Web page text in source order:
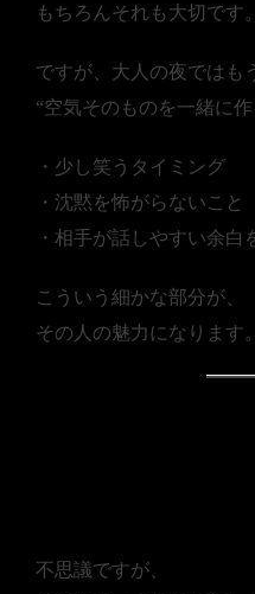
もちろんそれも大切です。
ですが、大人の夜ではも
“空気そのものを一緒に
・少し笑うタイミング
・沈黙を怖がらないこと
・相手が話しやすい余白
こういう細かな部分が、
その人の魅力になります。
不思議ですが、